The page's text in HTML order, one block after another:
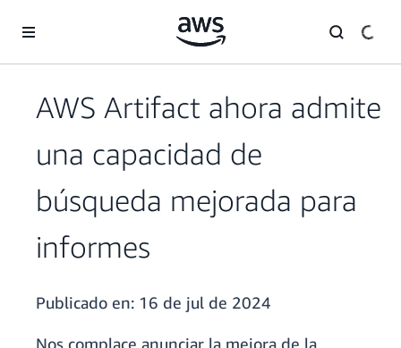
AWS Artifact ahora admite
una capacidad de
búsqueda mejorada para
informes
Publicado en: 16 de jul de 2024
Nos complace anunciar la mejora de la